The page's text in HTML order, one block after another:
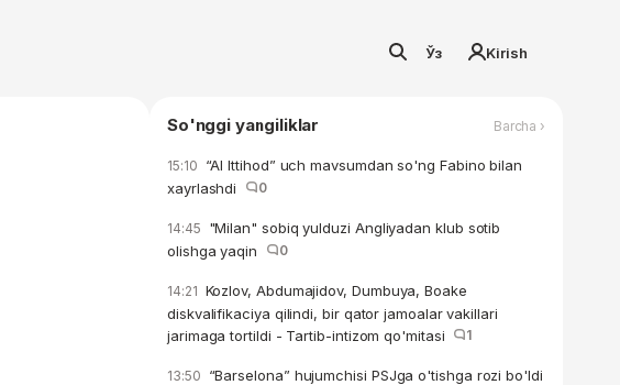
Ўз Kirish
So'nggi yangiliklar Barcha ›
15:10 “Al Ittihod” uch mavsumdan so'ng Fabino bilan
xayrlashdi
0
14:45 "Milan" sobiq yulduzi Angliyadan klub sotib
olishga yaqin
0
14:21 Kozlov, Abdumajidov, Dumbuya, Boake
diskvalifikaciya qilindi, bir qator jamoalar vakillari
jarimaga tortildi - Tartib-intizom qo'mitasi
1
13:50 “Barselona” hujumchisi PSJga o'tishga rozi bo'ldi